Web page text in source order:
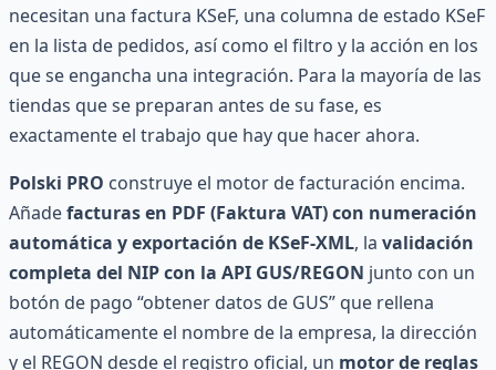
necesitan una factura KSeF, una columna de estado KSeF
en la lista de pedidos, así como el filtro y la acción en los
que se engancha una integración. Para la mayoría de las
tiendas que se preparan antes de su fase, es
exactamente el trabajo que hay que hacer ahora.
Polski PRO construye el motor de facturación encima.
Añadefacturas en PDF (Faktura VAT) con numeración
automática y exportación de KSeF-XML, la validación
completa del NIP con la API GUS/REGON junto con un
botón de pago “obtener datos de GUS” que rellena
automáticamente el nombre de la empresa, la dirección
y el REGON desde el registro oficial, un motor de reglas